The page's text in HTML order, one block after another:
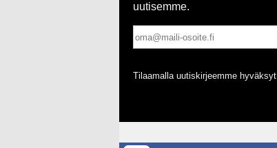
uutisemme.
Tilaamalla uutiskirjeemme hyväksyt